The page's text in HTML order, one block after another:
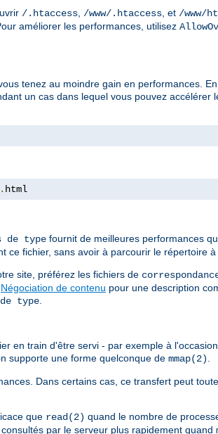
/.htaccess /www/.htaccess , et /www/
améliorer les performances, utilisez
tenez au moindre gain en performances.
un cas dans lequel vous pouvez accélérer
. html
de type fournit de meilleures performances
fichier, sans avoir à parcourir le répertoire
site, préférez les fichiers de
Négociation de contenu pour une description
type
en train d'être servi - par exemple à
supporte une forme quelconque de mmap(2)
Dans certains cas, ce transfert peut
que read(2) quand le nombre de
par le serveur plus rapidement quand